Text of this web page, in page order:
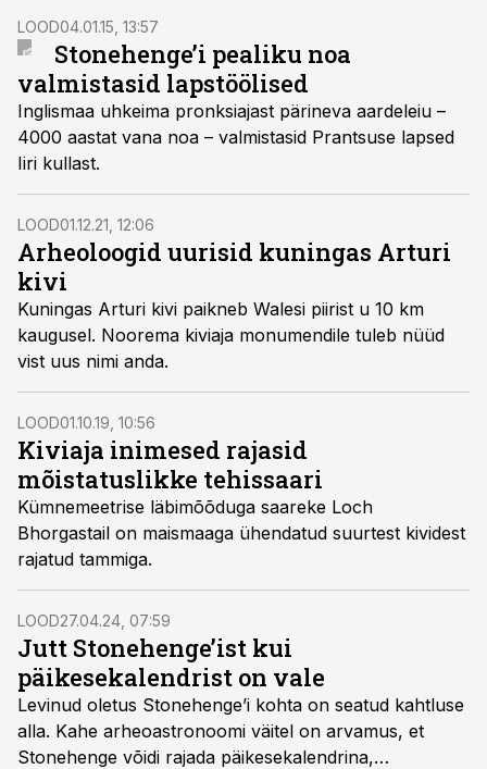
LOOD04.01.15, 13:57
Stonehenge’i pealiku noa
valmistasid lapstöölised
Inglismaa uhkeima pronksiajast pärineva aardeleiu –
4000 aastat vana noa – valmistasid Prantsuse lapsed
Iiri kullast.
LOOD01.12.21, 12:06
Arheoloogid uurisid kuningas Arturi
kivi
Kuningas Arturi kivi paikneb Walesi piirist u 10 km
kaugusel. Noorema kiviaja monumendile tuleb nüüd
vist uus nimi anda.
LOOD01.10.19, 10:56
Kiviaja inimesed rajasid
mõistatuslikke tehissaari
Kümnemeetrise läbimõõduga saareke Loch
Bhorgastail on maismaaga ühendatud suurtest kividest
rajatud tammiga.
LOOD27.04.24, 07:59
Jutt Stonehenge’ist kui
päikesekalendrist on vale
Levinud oletus Stonehenge’i kohta on seatud kahtluse
alla. Kahe arheoastronoomi väitel on arvamus, et
Stonehenge võidi rajada päikesekalendrina,